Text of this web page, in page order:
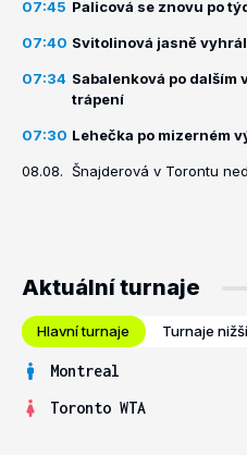
07:45 Palicová se znovu po
07:40 Svitolinová jasně
07:34 Sabalenková po dalším
trápení
07:30 Lehečka po mizerném
08.08. Šnajderová v Torontu
Aktuální turnaje
Hlavní turnaje Turnaje
Montreal
Toronto WTA